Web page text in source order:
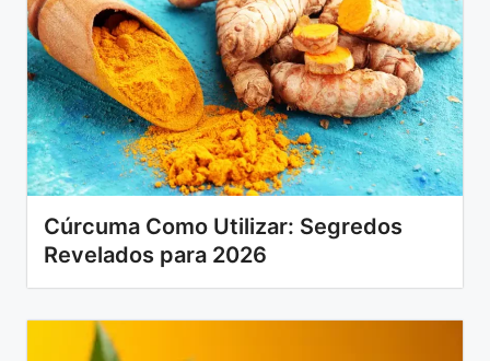
Cúrcuma Como Utilizar: Segredos
Revelados para 2026